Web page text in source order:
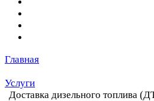
Главная
Услуги
Доставка дизельного топлива